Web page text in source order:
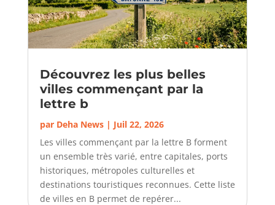
Découvrez les plus belles
villes commençant par la
lettre b
par Deha News| Juil 22, 2026
Les villes commençant par la lettre B forment
un ensemble très varié, entre capitales, ports
historiques, métropoles culturelles et
destinations touristiques reconnues. Cette liste
de villes en B permet de repérer...